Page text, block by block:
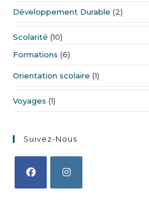
Développement Durable (2)
Scolarité (10)
Formations (6)
Orientation scolaire (1)
Voyages (1)
Suivez-Nous